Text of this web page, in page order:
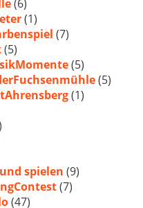
(6)
(1)
(7)
(5)
(5)
(5)
(1)
spielen (9)
(7)
(47)